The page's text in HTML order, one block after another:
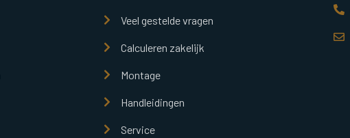
Veel gestelde vragen
Calculeren zakelijk
Montage
Handleidingen
Service